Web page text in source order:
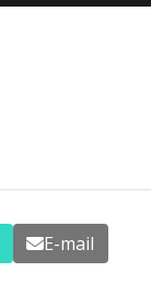
E-mail